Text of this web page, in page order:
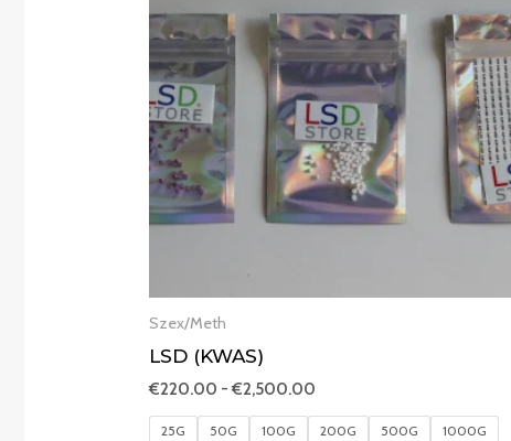
Szex/Meth
LSD (KWAS)
€220.00 - €2,500.00
25G 50G 100G 200G 500G 1000G